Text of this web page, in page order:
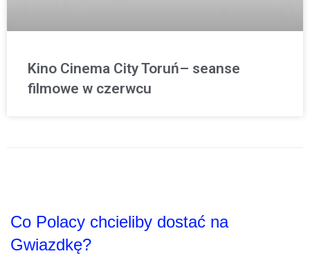
Kino Cinema City Toruń– seanse
filmowe w czerwcu
Co Polacy chcieliby dostać na
Gwiazdkę?